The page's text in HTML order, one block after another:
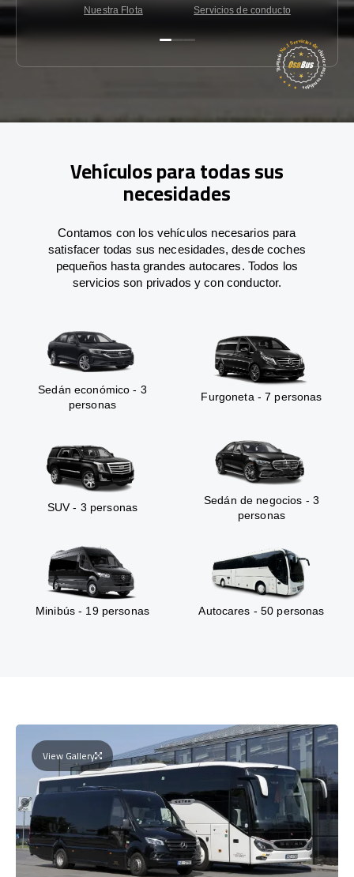
Nuestra Flota Servicios de conducto
Vehículos para todas sus
necesidades
Contamos con los vehículos necesarios para
satisfacer todas sus necesidades, desde coches
pequeños hasta grandes autocares. Todos los
servicios son privados y con conductor.
Sedán económico - 3
personas
Furgoneta - 7 personas
SUV - 3 personas
Sedán de negocios - 3
personas
Minibús - 19 personas Autocares - 50 personas
View Gallery